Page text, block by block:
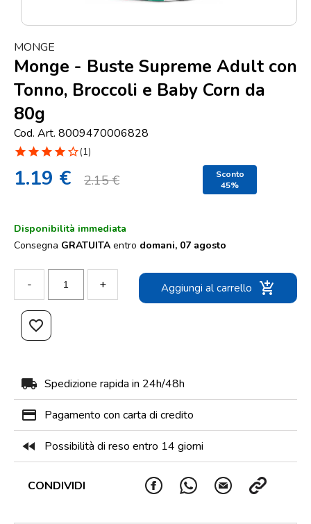
Punti
Blog
e
news
MONGE
Monge - Buste Supreme Adult con
Tonno, Broccoli e Baby Corn da
80g
Cod. Art. 8009470006828
star star star star star_border(1)
1.19 € 2.15 €
Sconto
45%
Disponibilità immediata
Consegna GRATUITA entro domani, 07 agosto
- + Aggiungi al carrello add_shopping_cart
favorite_border
local_shipping Spedizione rapida in 24h/48h
payment Pagamento con carta di credito
fast_rewind Possibilità di reso entro 14 giorni
CONDIVIDI